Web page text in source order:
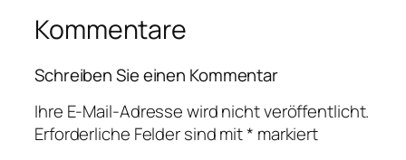
Kommentare
Schreiben Sie einen Kommentar
Ihre E-Mail-Adresse wird nicht veröffentlicht.
Erforderliche Felder sind mit* markiert